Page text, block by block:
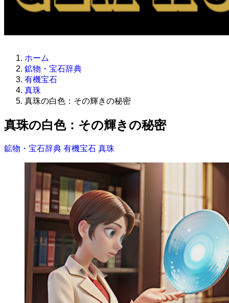
ホーム
鉱物・宝石辞典
有機宝石
真珠
真珠の白色：その輝きの秘密
真珠の白色：その輝きの秘密
鉱物・宝石辞典 有機宝石 真珠